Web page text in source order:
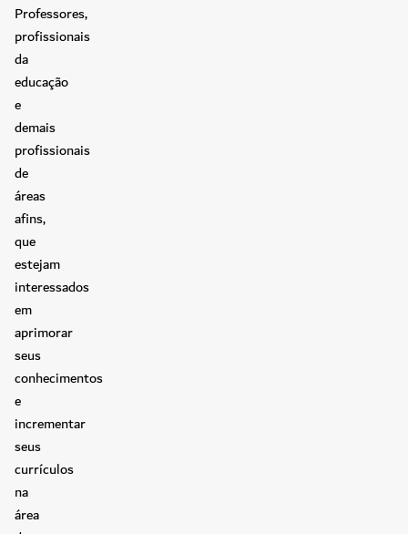
Professores,
profissionais
da
educação
e
demais
profissionais
de
áreas
afins,
que
estejam
interessados
em
aprimorar
seus
conhecimentos
e
incrementar
seus
currículos
na
área